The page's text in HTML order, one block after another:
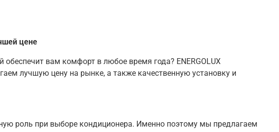
цене
вам комфорт в любое время года? ENERGOLUX
лучшую цену на рынке, а также качественную установку и
роль при выборе кондиционера. Именно поэтому мы предлагаем